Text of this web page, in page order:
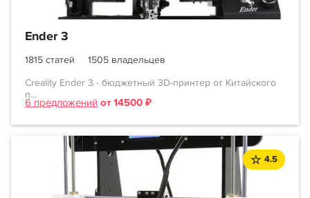
Ender 3
1815 статей
1505 владельцев
Creality Ender 3 - бюджетный 3D-принтер от Китайского
п...
6 предложений от 14500 ₽
4.5